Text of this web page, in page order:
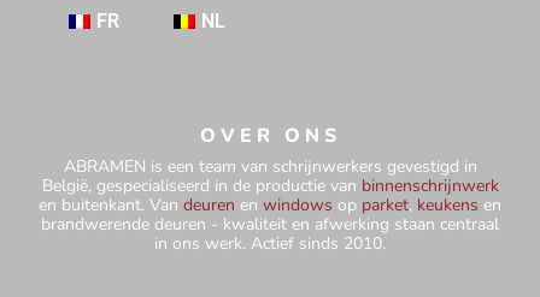
FR NL
OVER ONS
ABRAMEN is een team van schrijnwerkers gevestigd in
België, gespecialiseerd in de productie van binnenschrijnwerk
en buitenkant. Van deuren en windows op parket, keukens en
brandwerende deuren - kwaliteit en afwerking staan centraal
in ons werk. Actief sinds 2010.